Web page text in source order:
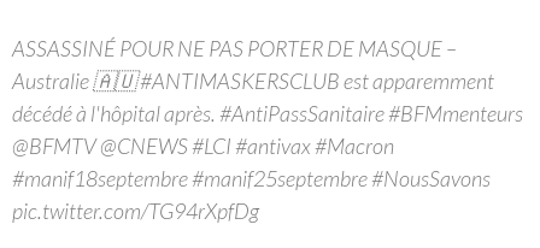
ASSASSINÉ POUR NE PAS PORTER DE MASQUE –
Australie 🇦🇺 #ANTIMASKERSCLUB est apparemment
décédé à l'hôpital après. #AntiPassSanitaire #BFMmenteurs
@BFMTV @CNEWS #LCI #antivax #Macron
#manif18septembre #manif25septembre #NousSavons
pic.twitter.com/TG94rXpfDg